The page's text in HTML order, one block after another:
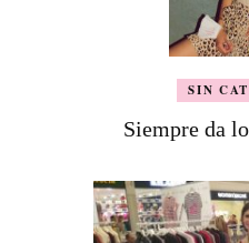
SIN
Siempre da